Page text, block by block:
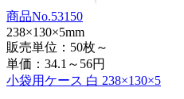
商品No.53150
238×130×5mm
販売単位：50枚～
単価： 34.1～56円
小袋用ケース 白 238×130×5